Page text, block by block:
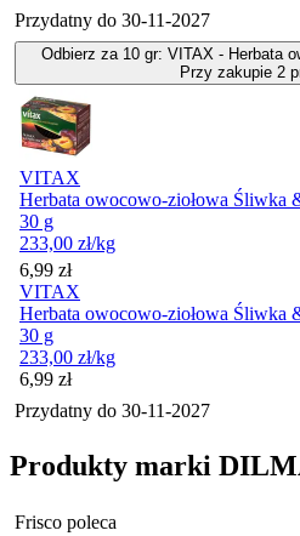
Przydatny do 30-11-2027
Odbierz za 10 gr: VITAX - Herbata
Przy zakupie 2
VITAX
Herbata owocowo-ziołowa Śliwka
30 g
233,00 zł/kg
Cena
6,99 zł
VITAX
Herbata owocowo-ziołowa Śliwka
30 g
233,00 zł/kg
Cena
6,99 zł
Przydatny do 30-11-2027
Produkty marki
Frisco poleca